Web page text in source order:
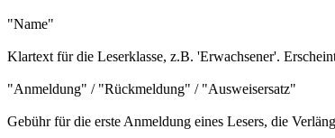
"Name"
Klartext für die Leserklasse, z.B. 'Erwachsener'.
"Anmeldung" / "Rückmeldung" / "Ausweisersatz"
Gebühr für die erste Anmeldung eines Lesers, die